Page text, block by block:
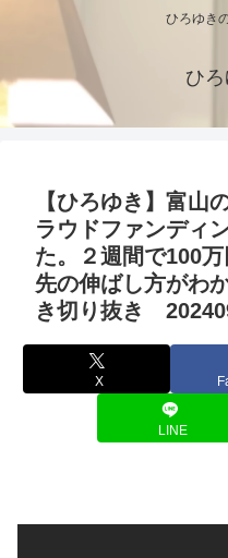
ひろゆき
ひ
【ひろゆき】富山
ラウドファンディ
た。２週間で100
先の伸ばし方がわ
き切り抜き
X
LINE